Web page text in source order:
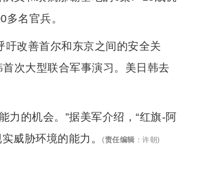
名官兵。
改善首尔和东京之间的安全关
次大型联合军事演习。美日韩去
力的机会。”据美军介绍，“红旗-阿
威胁环境的能力。
(责任编辑 ： 许朝)